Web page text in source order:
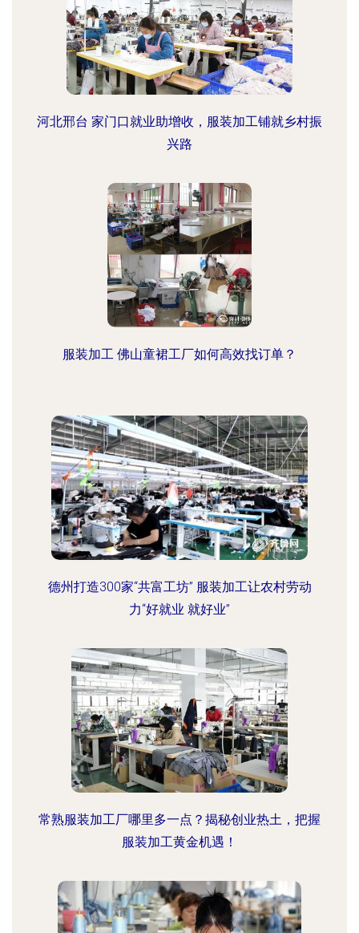
河北邢台 家门口就业助增收，服装加工铺就乡村振
兴路
服装加工 佛山童裙工厂如何高效找订单？
德州打造300家“共富工坊” 服装加工让农村劳动
力“好就业 就好业”
常熟服装加工厂哪里多一点？揭秘创业热土，把握
服装加工黄金机遇！